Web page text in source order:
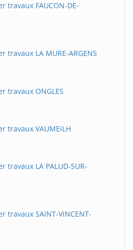
travaux FAUCON-DE-
travaux LA MURE-ARGENS
travaux ONGLES
travaux VAUMEiLH
travaux LA PALUD-SUR-
travaux SAiNT-ViNCENT-